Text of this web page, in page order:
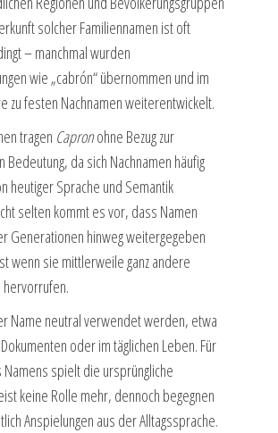
solcher Familiennamen ist oft
– manchmal wurden
wie „cabrón“ übernommen und im
zu festen Nachnamen weiterentwickelt.
tragen Capronohne Bezug zur
Bedeutung, da sich Nachnamen häufig
heutiger Sprache und Semantik
selten kommt es vor, dass Namen
Generationen hinweg weitergegeben
wenn sie mittlerweile ganz andere
Name neutral verwendet werden, etwa
oder im täglichen Leben. Für
spielt die ursprüngliche
keine Rolle mehr, dennoch begegnen
Anspielungen aus der Alltagssprache.